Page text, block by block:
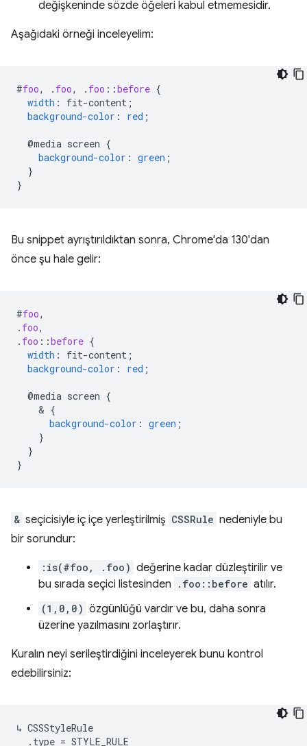
değişkeninde sözde öğeleri kabul etmemesidir.
Aşağıdaki örneği inceleyelim:
#foo, . foo, . foo ::before {
width : fit-content ;
background-color : red ;
@media screen {
background-color : green ;
}
}
Bu snippet ayrıştırıldıktan sonra, Chrome'da 130'dan
önce şu hale gelir:
#foo,
. foo,
. foo ::before {
width : fit-content ;
background-color : red ;
@media screen {
    &
{
background-color : green ;
}
}
}
& seçicisiyle iç içe yerleştirilmiş CSSRule nedeniyle bu
bir sorundur:
:is(#foo, .foo) değerine kadar düzleştirilir ve
bu sırada seçici listesinden
.foo::before atılır.
(1,0,0) özgünlüğü vardır ve bu, daha sonra
üzerine yazılmasını zorlaştırır.
Kuralın neyi serileştirdiğini inceleyerek bunu kontrol
edebilirsiniz:
↳ CSSStyleRule
  .type = STYLE_RULE